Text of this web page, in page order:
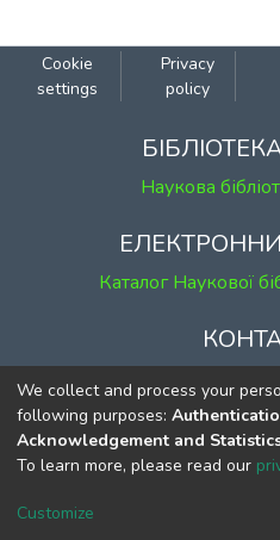
Cookie
settings
Privacy
policy
Наукова
Каталог Наукової
м. Київ, вул.
к. 1,
тел. (044)
We collect and process your
following purposes:
Acknowledgement and
To learn more, please read our
Customize